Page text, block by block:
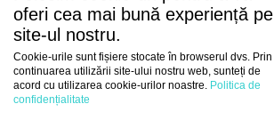
Intrați
oferi cea mai bună experiență pe
site-ul nostru.
Cookie-urile sunt fișiere stocate în browserul dvs. Prin
continuarea utilizării site-ului nostru web, sunteți de
acord cu utilizarea cookie-urilor noastre. Politica de
confidențialitate